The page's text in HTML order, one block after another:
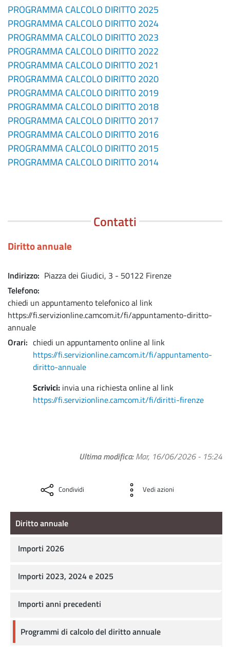
PROGRAMMA CALCOLO DIRITTO 2025
PROGRAMMA CALCOLO DIRITTO 2024
PROGRAMMA CALCOLO DIRITTO 2023
PROGRAMMA CALCOLO DIRITTO 2022
PROGRAMMA CALCOLO DIRITTO 2021
PROGRAMMA CALCOLO DIRITTO 2020
PROGRAMMA CALCOLO DIRITTO 2019
PROGRAMMA CALCOLO DIRITTO 2018
PROGRAMMA CALCOLO DIRITTO 2017
PROGRAMMA CALCOLO DIRITTO 2016
PROGRAMMA CALCOLO DIRITTO 2015
PROGRAMMA CALCOLO DIRITTO 2014
Contatti
Diritto annuale
Indirizzo Piazza dei Giudici, 3 - 50122 Firenze
Telefono
chiedi un appuntamento telefonico al link
https://fi.servizionline.camcom.it/fi/appuntamento-diritto-
annuale
Orari
chiedi un appuntamento online al link
https://fi.servizionline.camcom.it/fi/appuntamento-
diritto-annuale
Scrivici: invia una richiesta online al link
https://fi.servizionline.camcom.it/fi/diritti-firenze
Ultima modifica Mar, 16/06/2026 - 15:24
Condividi Vedi azioni
Diritto annuale
Diritto annuale
Importi 2026
Importi 2023, 2024 e 2025
Importi anni precedenti
Programmi di calcolo del diritto annuale